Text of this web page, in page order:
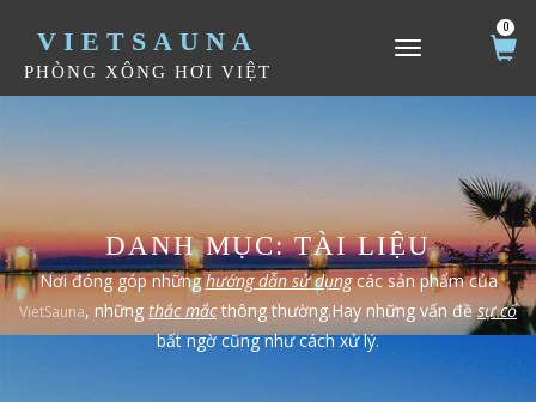
VIETSAUNA
PHÒNG XÔNG HƠI VIỆT
TOGGLE NAVIGATION
0
DANH MỤC:TÀI LIỆU
Nơi đóng góp nhữnghướng dẫn sử dụngcác sản phẩm của
VietSauna, những thắc mắcthông thường.Hay những vấn đềsự cố
bất ngờ cũng như cách xử lý.